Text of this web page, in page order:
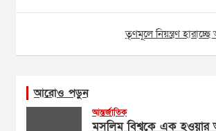
তৃণমূলে নিয়ন্ত্রণ
আরোও পড়ুন
আন্তর্জাতিক
মুসলিম বিশ্বকে এক হওয়ার